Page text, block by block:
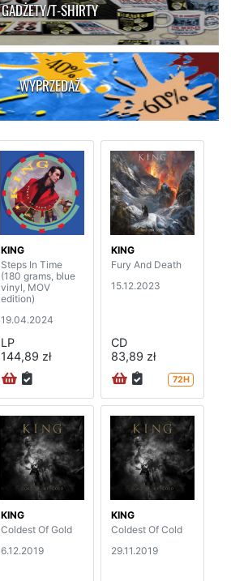
GADŻETY/T-SHIRTY
WYPRZEDAŻ
KING
Steps In Time
(180 grams, blue
vinyl, MOV
edition)
19.04.2024
LP
144,89 zł
KING
Fury And Death
15.12.2023
CD
83,89 zł
72H
KING
Coldest Of Gold
6.12.2019
KING
Coldest Of Cold
29.11.2019